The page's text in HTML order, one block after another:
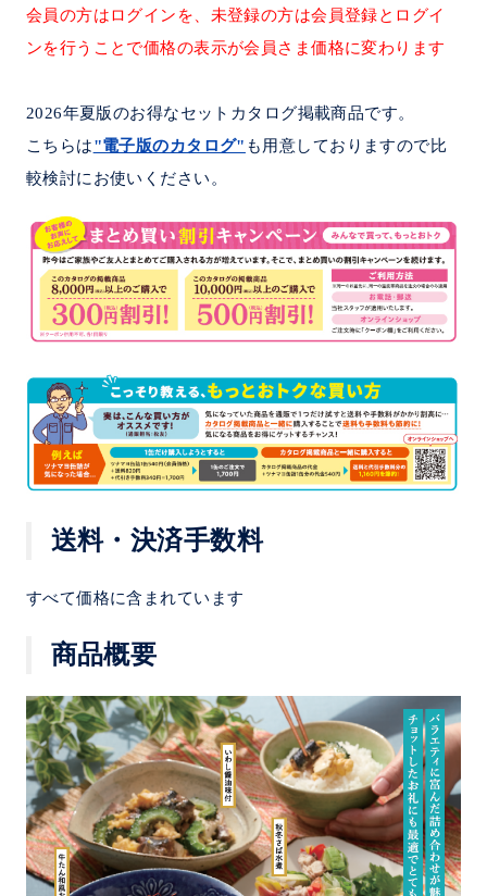
会員の方はログインを、未登録の方は会員登録とログイ
ンを行うことで価格の表示が会員さま価格に変わります
2026年夏版のお得なセットカタログ掲載商品です。
こちらは"電子版のカタログ" も用意しておりますので比
較検討にお使いください。
送料・決済手数料
すべて価格に含まれています
商品概要